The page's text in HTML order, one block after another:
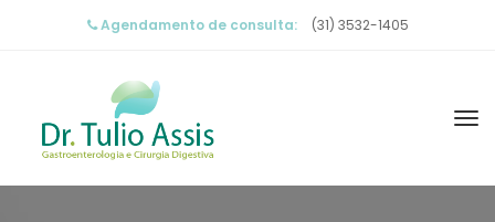
Agendamento de consulta: (31) 3532-1405